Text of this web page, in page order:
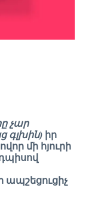
չար
գլխին) իր
մի հյուրի
ապշեցուցիչ